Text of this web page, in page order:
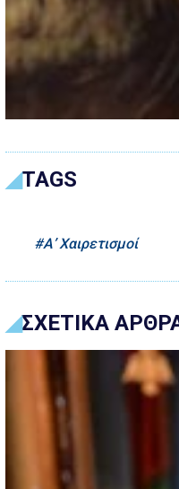
TAGS
Α’ Χαιρετισμοί
ΣΧΕΤΙΚΑ